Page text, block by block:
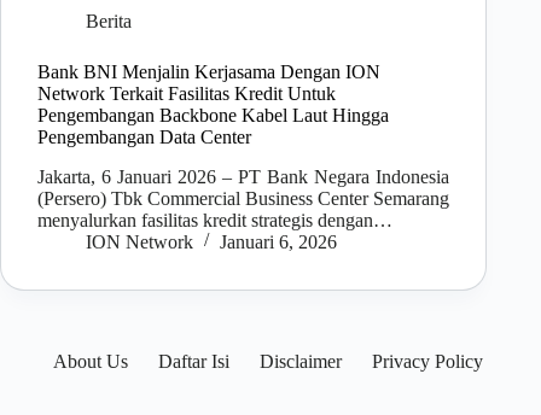
Berita
Bank BNI Menjalin Kerjasama Dengan ION
Network Terkait Fasilitas Kredit Untuk
Pengembangan Backbone Kabel Laut Hingga
Pengembangan Data Center
Jakarta, 6 Januari 2026 – PT Bank Negara Indonesia
(Persero) Tbk Commercial Business Center Semarang
menyalurkan fasilitas kredit strategis dengan…
ION Network
Januari 6, 2026
About Us Daftar Isi Disclaimer Privacy Policy